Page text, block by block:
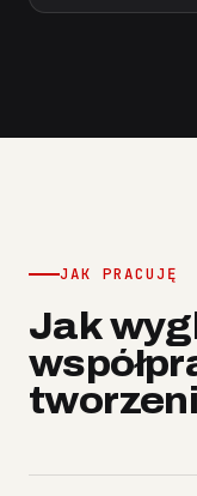
JAK PRACUJĘ
Jak